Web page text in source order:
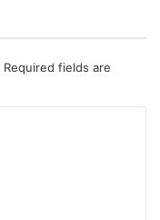
Required fields are